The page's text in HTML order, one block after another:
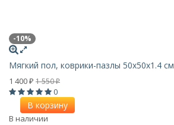
-10%
Мягкий пол, коврики-пазлы 50х50x1.4 см
1 400 ₽ 1 550₽
0
В корзину
В наличии